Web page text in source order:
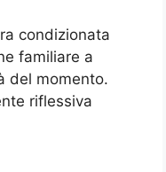
condizionata
familiare a
del momento.
riflessiva